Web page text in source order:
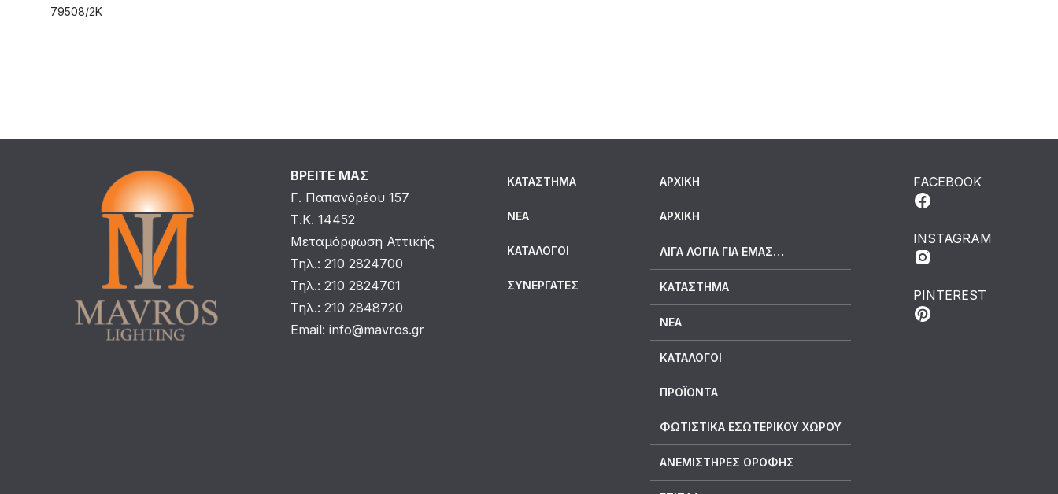
79508/2K
ΒΡΕΙΤΕ ΜΑΣ
Γ. Παπανδρέου 157
Τ.Κ. 14452
Μεταμόρφωση Αττικής
Τηλ.: 210 2824700
Τηλ.: 210 2824701
Τηλ.: 210 2848720
Email:info@mavros.gr
ΚΑΤΆΣΤΗΜΑ
ΝΈΑ
ΚΑΤΆΛΟΓΟΙ
ΣΥΝΕΡΓΆΤΕΣ
ΑΡΧΙΚΗ
ΑΡΧΙΚΉ
ΛΊΓΑ ΛΌΓΙΑ ΓΙΑ ΕΜΆΣ…
ΚΑΤΆΣΤΗΜΑ
ΝΈΑ
ΚΑΤΆΛΟΓΟΙ
ΠΡΟΪΟΝΤΑ
ΦΩΤΙΣΤΙΚΑ ΕΣΩΤΕΡΙΚΟΥ ΧΩΡΟΥ
ΑΝΕΜΙΣΤΗΡΕΣ ΟΡΟΦΗΣ
FACEBOOK
INSTAGRAM
PINTEREST